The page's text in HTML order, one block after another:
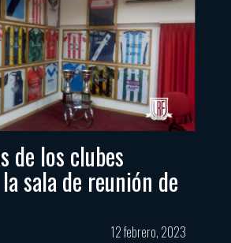
de los clubes
sala de reunión de
12 febrero, 2023